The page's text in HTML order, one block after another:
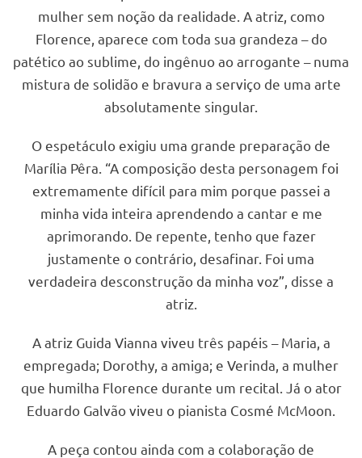
mulher sem noção da realidade. A atriz, como
Florence, aparece com toda sua grandeza – do
patético ao sublime, do ingênuo ao arrogante – numa
mistura de solidão e bravura a serviço de uma arte
absolutamente singular.
O espetáculo exigiu uma grande preparação de
Marília Pêra. “A composição desta personagem foi
extremamente difícil para mim porque passei a
minha vida inteira aprendendo a cantar e me
aprimorando. De repente, tenho que fazer
justamente o contrário, desafinar. Foi uma
verdadeira desconstrução da minha voz”, disse a
atriz.
A atriz Guida Vianna viveu três papéis – Maria, a
empregada; Dorothy, a amiga; e Verinda, a mulher
que humilha Florence durante um recital. Já o ator
Eduardo Galvão viveu o pianista Cosmé McMoon.
A peça contou ainda com a colaboração de